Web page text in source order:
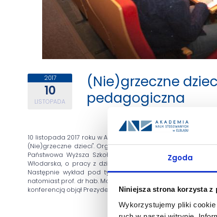
Zgoda
Niniejsza strona korzysta z
Wykorzystujemy pliki
2017
10
LISTOPADA
(Nie)grzeczne
pedagogiczna
10 listopada 2017 roku w Auli Państwowej Wyższej Szkoły
(Nie)grzeczne dzieci". Organizatorami konferencji były
Państwowa Wyższa Szkoła Zawodowa w Elblągu. O
Włodarska, o pracy z dzieckiem z ADHD prezentację
Następnie wykład pod tytułem "Nie jestem kosmitą.
natomiast prof. dr hab. Marta Bogdanowicz wygłosiła
konferencją objął Prezydent Miasta Elbląg. Patronat